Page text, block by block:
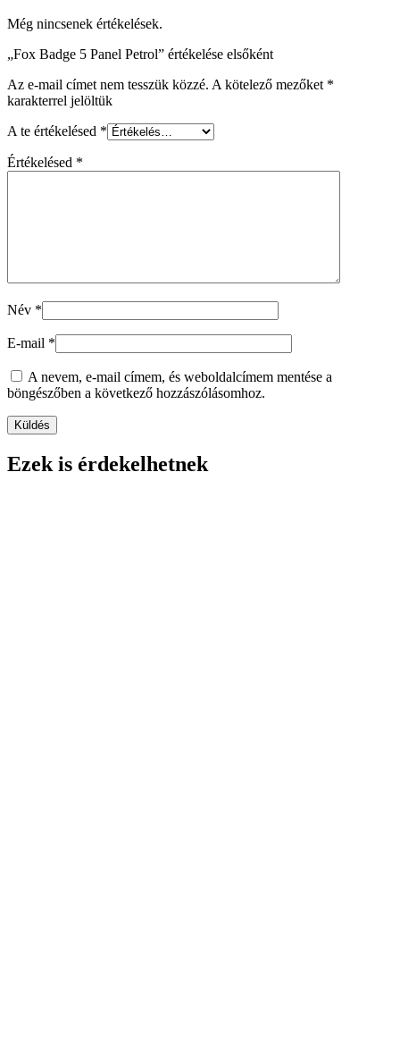
Még nincsenek értékelések.
„Fox Badge 5 Panel Petrol” értékelése elsőként
Az e-mail címet nem tesszük közzé. A kötelező mezőket *
karakterrel jelöltük
A te értékelésed *
Értékelésed *
Név *
E-mail *
A nevem, e-mail címem, és weboldalcímem mentése a
böngészőben a következő hozzászólásomhoz.
Ezek is érdekelhetnek